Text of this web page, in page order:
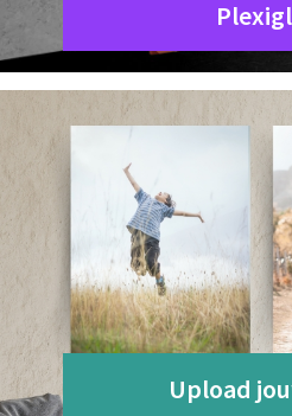
Upload